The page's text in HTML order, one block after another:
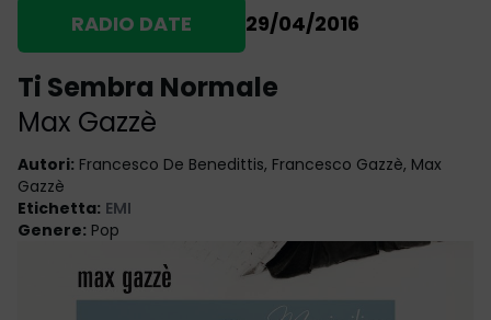
RADIO DATE 29/04/2016
Ti Sembra Normale
Max Gazzè
Autori: Francesco De Benedittis, Francesco Gazzè, Max
Gazzè
Etichetta: EMI
Genere: Pop